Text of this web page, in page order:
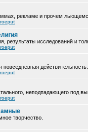
рекламе и прочем
результаты исследований и
неподпадающего под
творчество.